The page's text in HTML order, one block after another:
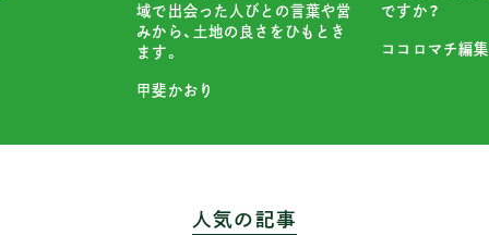
域で出会った人びとの言葉や営
みから、土地の良さをひもとき
ます。
甲斐かおり
ですか？
ココロマチ編
人気の記事